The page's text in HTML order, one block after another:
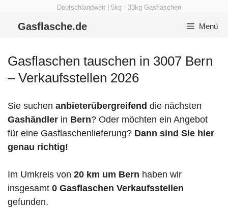
Deutschlandweit | 5kg - 33kg Gasflaschen
Gasflasche.de Menü
Gasflaschen tauschen in 3007 Bern
– Verkaufsstellen 2026
Sie suchen anbieterübergreifend die nächsten
Gashändler in Bern? Oder möchten ein Angebot
für eine Gasflaschenlieferung? Dann sind Sie hier
genau richtig!
Im Umkreis von 20 km um Bern haben wir
insgesamt 0 Gasflaschen Verkaufsstellen
gefunden.